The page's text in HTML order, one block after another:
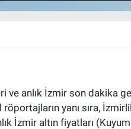
ve anlık İzmir son dakika
röportajların yanı sıra,
İzmir altın fiyatları